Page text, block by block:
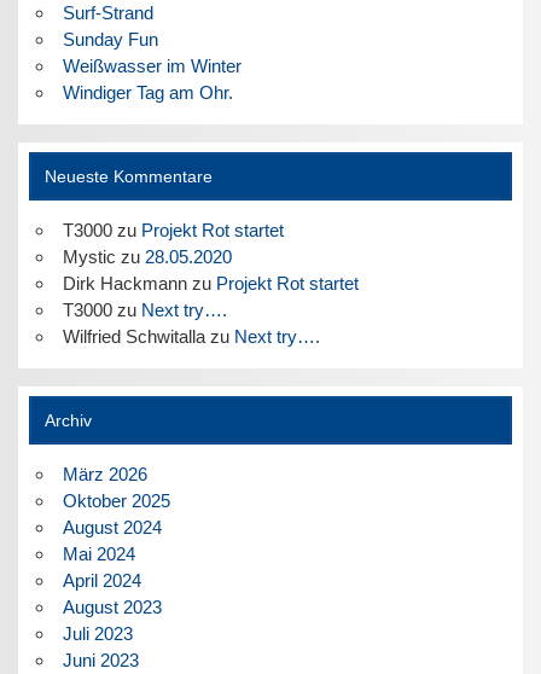
Surf-Strand
Sunday Fun
Weißwasser im Winter
Windiger Tag am Ohr.
Neueste Kommentare
T3000zu Projekt Rot startet
Mystic zu 28.05.2020
Dirk Hackmannzu Projekt Rot startet
T3000zu Next try….
Wilfried Schwitallazu Next try….
Archiv
März 2026
Oktober 2025
August 2024
Mai 2024
April 2024
August 2023
Juli 2023
Juni 2023